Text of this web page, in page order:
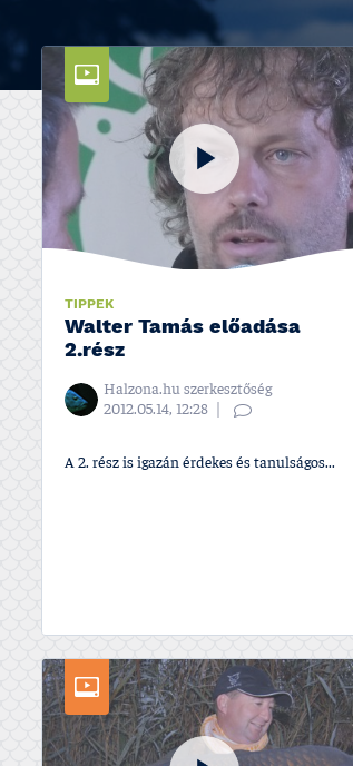
TIPPEK
Walter Tamás előadása
2.rész
Halzona.hu szerkesztőség
2012.05.14, 12:28
A 2. rész is igazán érdekes és tanulságos...